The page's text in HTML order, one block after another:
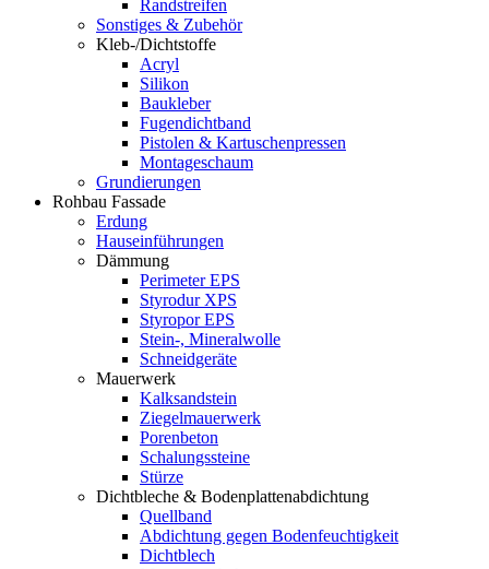
Randstreifen
Sonstiges & Zubehör
Kleb-/Dichtstoffe
Acryl
Silikon
Baukleber
Fugendichtband
Pistolen & Kartuschenpressen
Montageschaum
Grundierungen
Rohbau Fassade
Erdung
Hauseinführungen
Dämmung
Perimeter EPS
Styrodur XPS
Styropor EPS
Stein-, Mineralwolle
Schneidgeräte
Mauerwerk
Kalksandstein
Ziegelmauerwerk
Porenbeton
Schalungssteine
Stürze
Dichtbleche & Bodenplattenabdichtung
Quellband
Abdichtung gegen Bodenfeuchtigkeit
Dichtblech